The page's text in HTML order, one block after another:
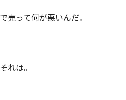
売って何が悪いんだ。
れは。